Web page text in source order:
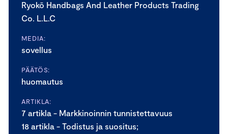
Ryokō Handbags And Leather Products Trading
Co. L.L.C
MEDIA:
sovellus
PÄÄTÖS:
huomautus
ARTIKLA:
7 artikla - Markkinoinnin tunnistettavuus
18 artikla - Todistus ja suositus;